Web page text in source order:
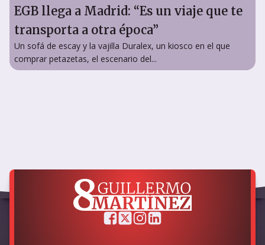
EGB llega a Madrid: “Es un viaje que te
transporta a otra época”
Un sofá de escay y la vajilla Duralex, un kiosco en el que
comprar petazetas, el escenario del...